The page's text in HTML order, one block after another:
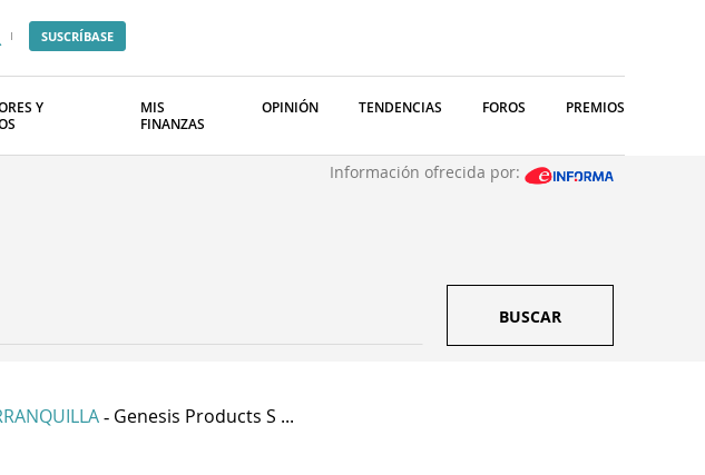
SUSCRÍBASE
Y
MIS
FINANZAS
OPINIÓN TENDENCIAS FOROS PREMIOS
Información ofrecida por:
BUSCAR
- Genesis Products S ...